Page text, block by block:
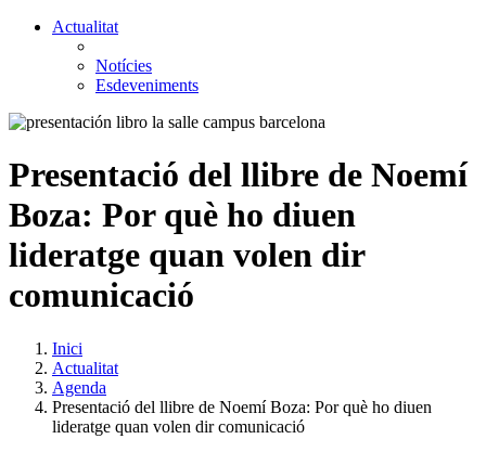
Actualitat
Notícies
Esdeveniments
Presentació del llibre de Noemí
Boza: Por què ho diuen
lideratge quan volen dir
comunicació
Inici
Actualitat
Agenda
Presentació del llibre de Noemí Boza: Por què ho diuen
lideratge quan volen dir comunicació